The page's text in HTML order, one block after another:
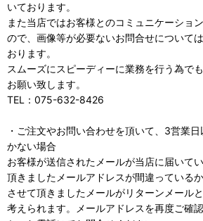
いております。
また当店ではお客様とのコミュニケーショ
ので、画像等が必要ないお問合せについて
おります。
スムーズにスピーディーに業務を行う為で
お願い致します。
TEL：075-632-8426
・ご注文やお問い合わせを頂いて、3営業
かない場合
お客様が送信されたメールが当店に届いて
頂きましたメールアドレスが間違っている
させて頂きましたメールがリターンメール
考えられます。メールアドレスを再度ご確